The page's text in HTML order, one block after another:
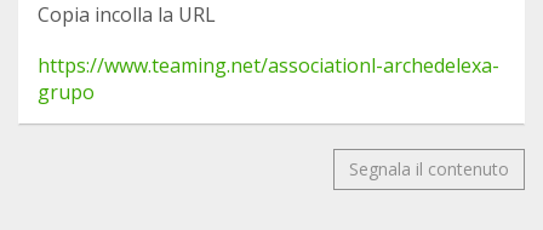
Copia incolla la URL
https://www.teaming.net/associationl-archedelexa-
grupo
Segnala il contenuto